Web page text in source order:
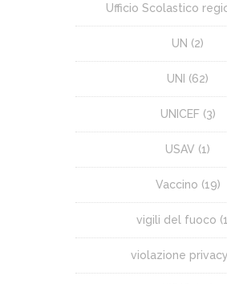
Ufficio Scolastico
UN (2)
UNI (62)
UNICEF(3)
USAV (1)
Vaccino (19)
vigili del fuoco
violazione privacy